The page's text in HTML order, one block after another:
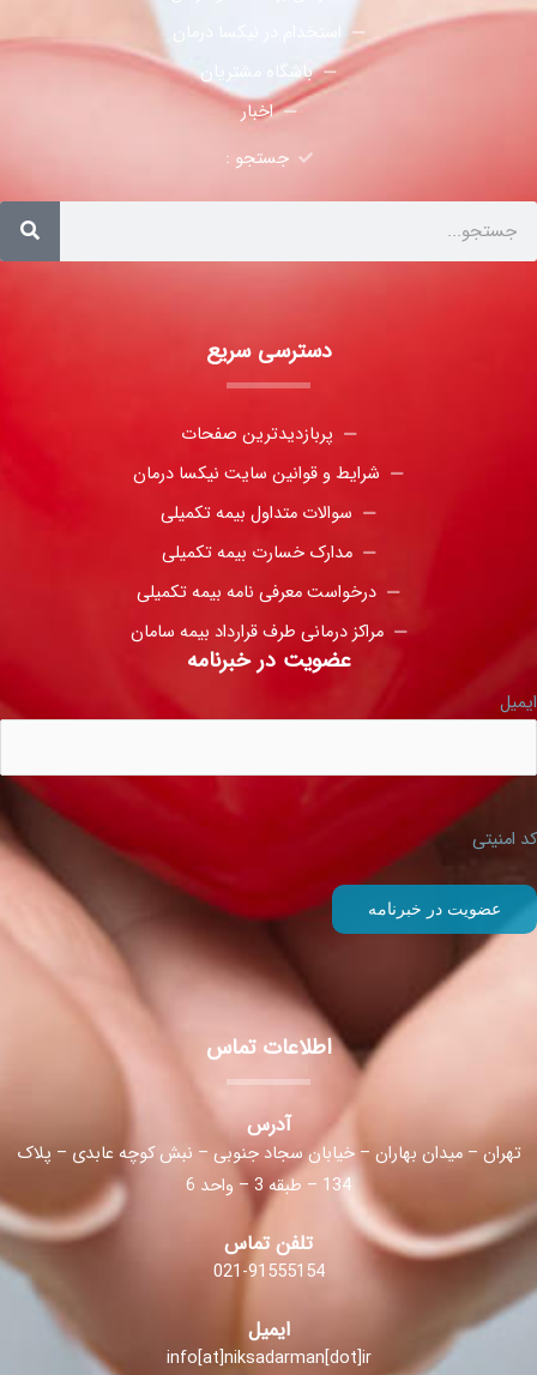
باشگاه مشتریان
اخبار
جستجو :
دسترسی سریع
پربازدیدترین صفحات
شرایط و قوانین سایت نیکسا درمان
سوالات متداول بیمه تکمیلی
مدارک خسارت بیمه تکمیلی
درخواست معرفی نامه بیمه تکمیلی
مراکز درمانی طرف قرارداد بیمه سامان
عضویت در خبرنامه
ایمیل
کد امنیتی
اطلاعات تماس
آدرس
تهران – میدان بهاران – خیابان سجاد جنوبی – نبش کوچه عابدی – پلاک
134 – طبقه 3 – واحد 6
تلفن تماس
021-91555154
ایمیل
info[at]niksadarman[dot]ir